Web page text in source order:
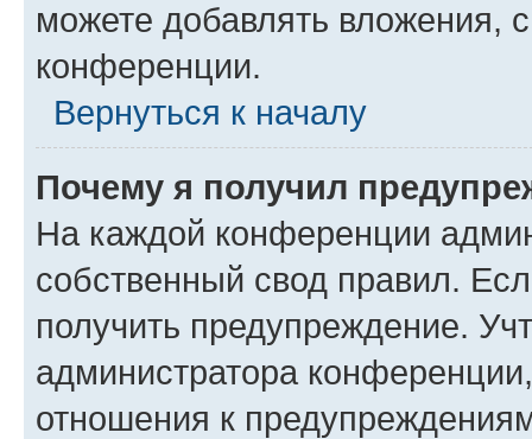
можете добавлять вложения,
конференции.
Вернуться к началу
Почему я получил
На каждой конференции
собственный свод правил.
получить предупреждение.
администратора
отношения к